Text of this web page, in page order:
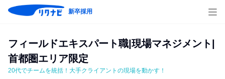
新卒採用
フィールドエキスパート職|現場マネジメント|
首都圏エリア限定
20代でチームを統括！大手クライアントの現場を動かす！